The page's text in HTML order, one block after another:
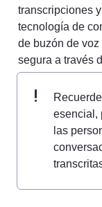
transcripciones
tecnología de
de buzón de
segura a través
esencial,
las